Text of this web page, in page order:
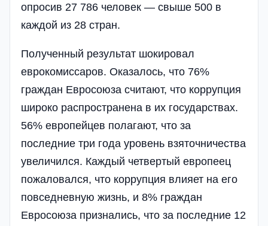
опросив 27 786 человек — свыше 500 в
каждой из 28 стран.
Полученный результат шокировал
еврокомиссаров. Оказалось, что 76%
граждан Евросоюза считают, что коррупция
широко распространена в их государствах.
56% европейцев полагают, что за
последние три года уровень взяточничества
увеличился. Каждый четвертый европеец
пожаловался, что коррупция влияет на его
повседневную жизнь, и 8% граждан
Евросоюза признались, что за последние 12